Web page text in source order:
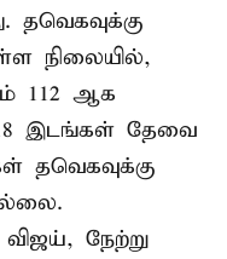
தவெகவுக்கு
நிலையில்,
112 ஆக
இடங்கள் தேவை
தவெகவுக்கு
நேற்று